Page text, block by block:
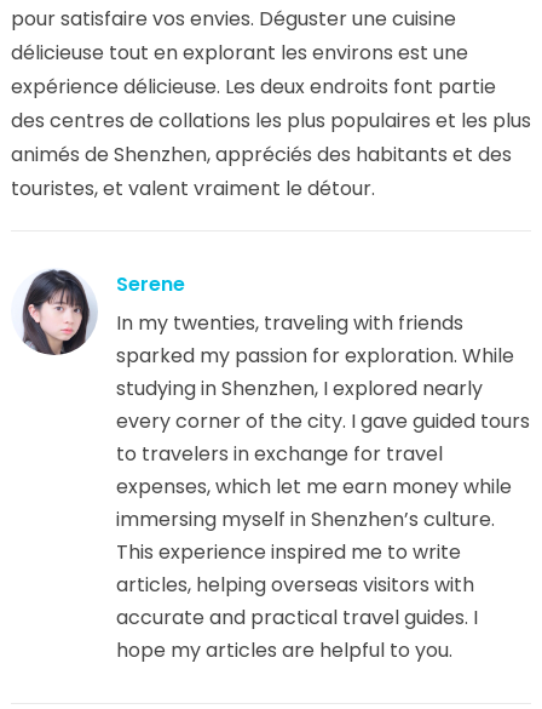
pour satisfaire vos envies. Déguster une cuisine
délicieuse tout en explorant les environs est une
expérience délicieuse. Les deux endroits font partie
des centres de collations les plus populaires et les plus
animés de Shenzhen, appréciés des habitants et des
touristes, et valent vraiment le détour.
Serene
In my twenties, traveling with friends
sparked my passion for exploration. While
studying in Shenzhen, I explored nearly
every corner of the city. I gave guided tours
to travelers in exchange for travel
expenses, which let me earn money while
immersing myself in Shenzhen’s culture.
This experience inspired me to write
articles, helping overseas visitors with
accurate and practical travel guides. I
hope my articles are helpful to you.